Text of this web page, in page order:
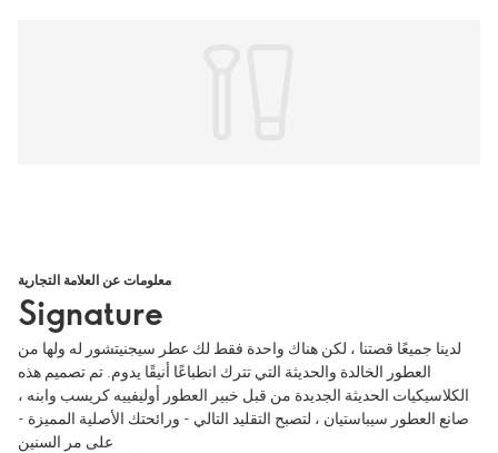
معلومات عن العلامة التجارية
Signature
لدينا جميعًا قصتنا ، لكن هناك واحدة فقط لك عطر سيجنيتشور له ولها من
العطور الخالدة والحديثة التي تترك انطباعًا أنيقًا يدوم. تم تصميم هذه
الكلاسيكيات الحديثة الجديدة من قبل خبير العطور أوليفييه كريسب وابنه ،
صانع العطور سيباستيان ، لتصبح التقليد التالي - ورائحتك الأصلية المميزة -
على مر السنين